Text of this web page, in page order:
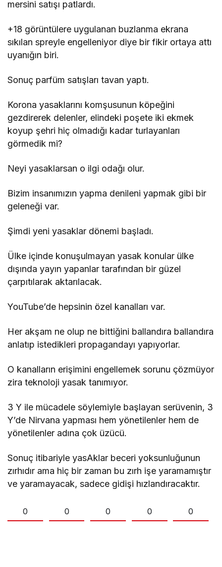
mersini satışı patlardı.
+18 görüntülere uygulanan buzlanma ekrana
sıkılan spreyle engelleniyor diye bir fikir ortaya attı
uyanığın biri.
Sonuç parfüm satışları tavan yaptı.
Korona yasaklarını komşusunun köpeğini
gezdirerek delenler, elindeki poşete iki ekmek
koyup şehri hiç olmadığı kadar turlayanları
görmedik mi?
Neyi yasaklarsan o ilgi odağı olur.
Bizim insanımızın yapma denileni yapmak gibi bir
geleneği var.
Şimdi yeni yasaklar dönemi başladı.
Ülke içinde konuşulmayan yasak konular ülke
dışında yayın yapanlar tarafından bir güzel
çarpıtılarak aktarılacak.
YouTube’de hepsinin özel kanalları var.
Her akşam ne olup ne bittiğini ballandıra ballandıra
anlatıp istedikleri propagandayı yapıyorlar.
O kanalların erişimini engellemek sorunu çözmüyor
zira teknoloji yasak tanımıyor.
3 Y ile mücadele söylemiyle başlayan serüvenin, 3
Y’de Nirvana yapması hem yönetilenler hem de
yönetilenler adına çok üzücü.
Sonuç itibariyle yasAklar beceri yoksunluğunun
zırhıdır ama hiç bir zaman bu zırh işe yaramamıştır
ve yaramayacak, sadece gidişi hızlandıracaktır.
0 0 0 0 0